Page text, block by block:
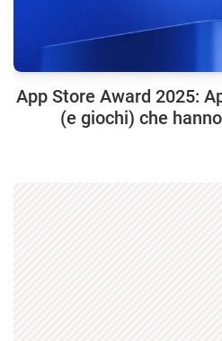
App Store Award 2025:
(e giochi) che